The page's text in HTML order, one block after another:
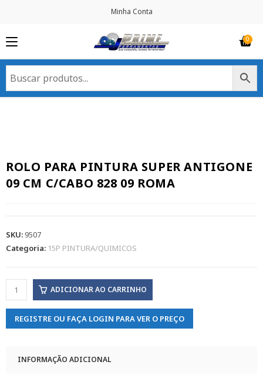
Minha Conta
ROLO PARA PINTURA SUPER ANTIGONE
09 CM C/CABO 828 09 ROMA
SKU:9507
Categoria: 15P PINTURA/QUIMICOS
ADICIONAR AO CARRINHO
REGISTRE OU FAÇA LOGIN PARA VER O PREÇO
INFORMAÇÃO ADICIONAL